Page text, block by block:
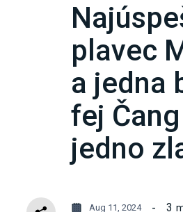
plavec
a jedna
fej
jedno
Aug 11, 2024 3